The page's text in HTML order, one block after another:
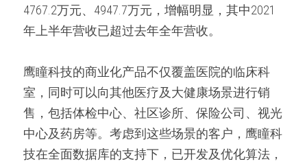
4767.2万元、4947.7万元，增幅明显，其中2021
年上半年营收已超过去年全年营收。
鹰瞳科技的商业化产品不仅覆盖医院的临床科
室，同时可以向其他医疗及大健康场景进行销
售，包括体检中心、社区诊所、保险公司、视光
中心及药房等。考虑到这些场景的客户，鹰瞳科
技在全面数据库的支持下，已开发及优化算法，